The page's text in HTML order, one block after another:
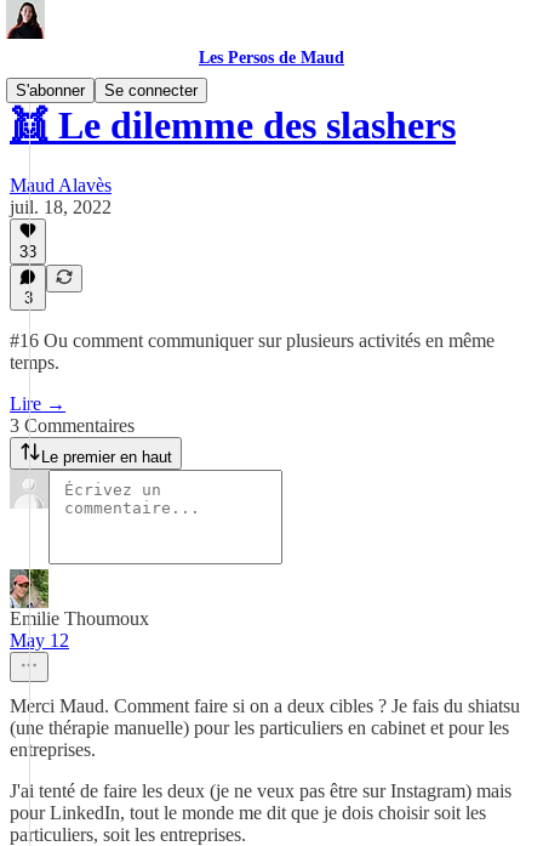
Les Persos de Maud
S'abonner
Se connecter
👯 Le dilemme des slashers
Maud Alavès
juil. 18, 2022
33
3
#16 Ou comment communiquer sur plusieurs activités en même
temps.
Lire →
3 Commentaires
Le premier en haut
Emilie Thoumoux
May 12
Merci Maud. Comment faire si on a deux cibles ? Je fais du shiatsu
(une thérapie manuelle) pour les particuliers en cabinet et pour les
entreprises.
J'ai tenté de faire les deux (je ne veux pas être sur Instagram) mais
pour LinkedIn, tout le monde me dit que je dois choisir soit les
particuliers, soit les entreprises.